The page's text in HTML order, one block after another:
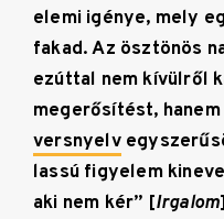
elemi igénye, mely
fakad. Az ösztönös
ezúttal nem kívülről
megerősítést,
versnyelv
lassú figyelem
aki nem kér” [Irgalom